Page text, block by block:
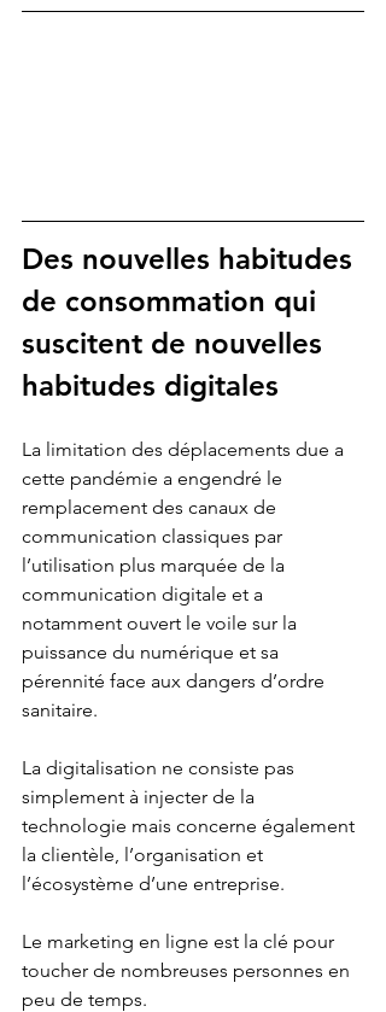
Des nouvelles habitudes
de consommation qui
suscitent de nouvelles
habitudes digitales
La limitation des déplacements due a
cette pandémie a engendré le
remplacement des canaux de
communication classiques par
l’utilisation plus marquée de la
communication digitale et a
notamment ouvert le voile sur la
puissance du numérique et sa
pérennité face aux dangers d’ordre
sanitaire.
La digitalisation ne consiste pas
simplement à injecter de la
technologie mais concerne également
la clientèle, l’organisation et
l’écosystème d’une entreprise.
Le marketing en ligne est la clé pour
toucher de nombreuses personnes en
peu de temps.